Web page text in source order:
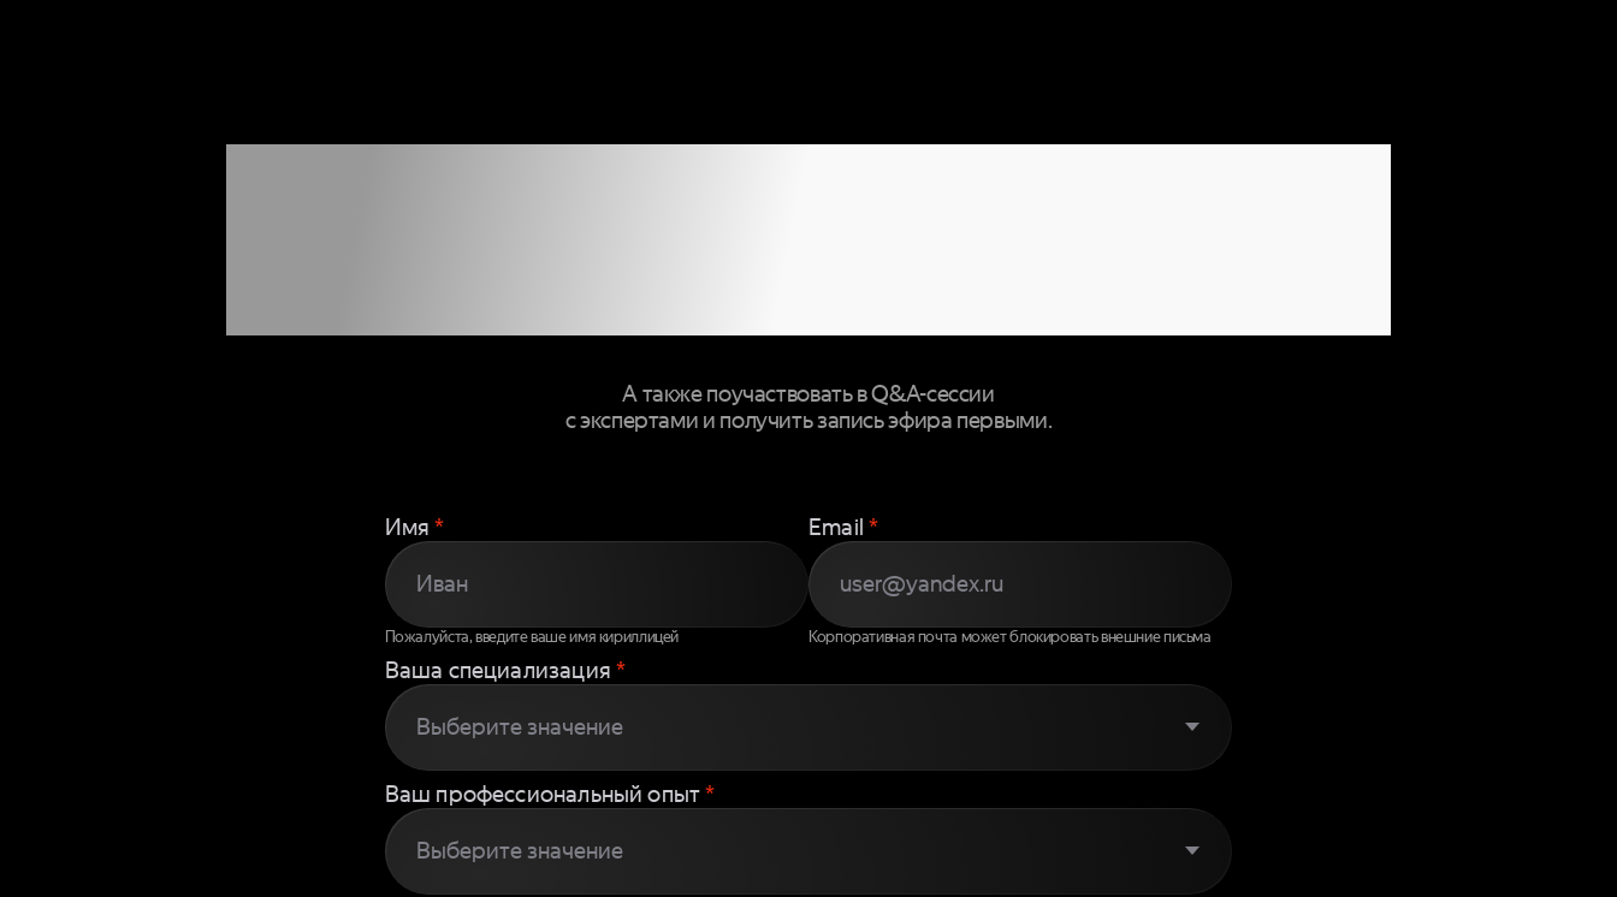
А также поучаствовать в Q&A-сессии
с экспертами и получить запись эфира первыми.
Имя *
Пожалуйста, введите ваше имя кириллицей
Email *
Корпоративная почта может блокировать внешние письма
Ваша специализация *
Ваш профессиональный опыт*